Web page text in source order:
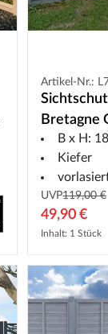
Artikel-Nr.:
Bretagne
B x H:
Kiefer
UVP119,00 €
49,90 €
Inhalt: 1 Stück